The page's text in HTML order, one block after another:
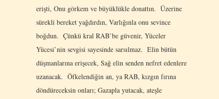
erişti, Onu görkem ve büyüklükle donattın. Üzerine
sürekli bereket yağdırdın, Varlığınla onu sevince
boğdun. Çünkü kral RAB’be güvenir, Yüceler
Yücesi’nin sevgisi sayesinde sarsılmaz. Elin bütün
düşmanlarına erişecek, Sağ elin senden nefret edenlere
uzanacak. Öfkelendiğin an, ya RAB, kızgın fırına
döndüreceksin onları; Gazapla yutacak, ateşle